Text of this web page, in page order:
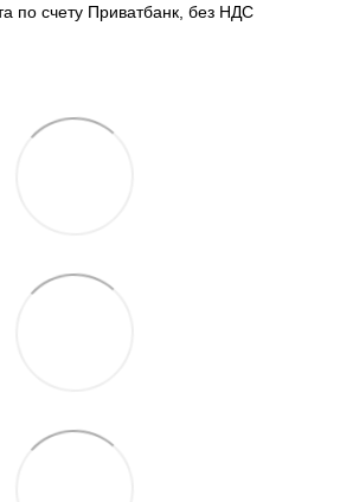
по счету Приватбанк, без НДС